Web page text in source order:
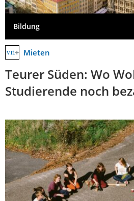
Bildung
Mieten
Teurer Süden: Wo
Studierende noch